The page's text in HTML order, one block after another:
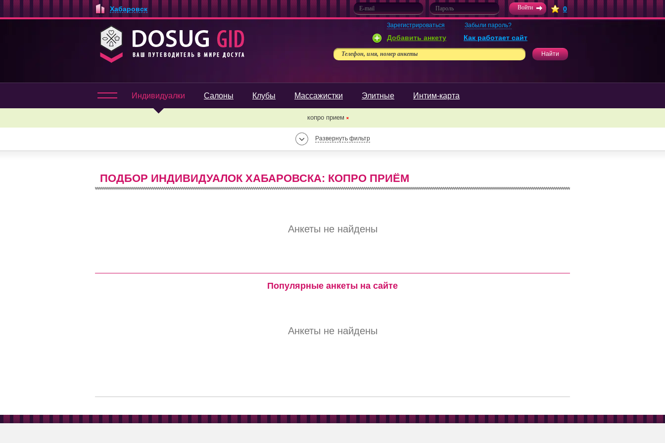
Хабаровск 0
Зарегистрироваться Забыли пароль?
Добавить анкету Как работает сайт
Телефон, имя, номер анкеты
Индивидуалки Салоны Клубы Массажистки Элитные Интим-карта
копро прием ❌
Развернуть фильтр
ПОДБОР ИНДИВИДУАЛОК ХАБАРОВСКА: КОПРО ПРИЁМ
Анкеты не найдены
Популярные анкеты на сайте
Анкеты не найдены